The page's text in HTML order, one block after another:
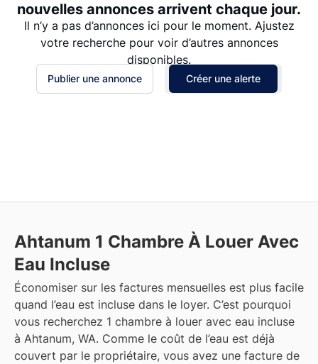
nouvelles annonces arrivent chaque jour.
Il n’y a pas d’annonces ici pour le moment. Ajustez
votre recherche pour voir d’autres annonces
disponibles.
Publier une annonce Créer une alerte
Ahtanum 1 Chambre À Louer Avec
Eau Incluse
Économiser sur les factures mensuelles est plus facile
quand l’eau est incluse dans le loyer. C’est pourquoi
vous recherchez 1 chambre à louer avec eau incluse
à Ahtanum, WA. Comme le coût de l’eau est déjà
couvert par le propriétaire, vous avez une facture de